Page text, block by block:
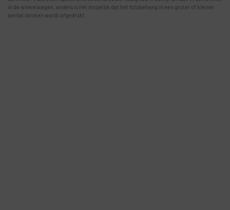
in de winkelwagen, anders is het mogelijk dat het fotobehang in een groter of kleiner
aantal stroken wordt afgedrukt.